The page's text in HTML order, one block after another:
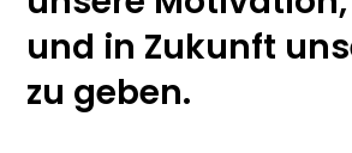
und in Zukunft
zu geben.